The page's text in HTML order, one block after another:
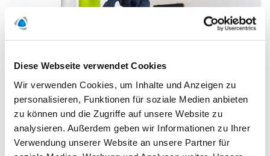
Diese Webseite verwendet Cookies
Wir verwenden Cookies, um Inhalte und Anzeigen zu
personalisieren, Funktionen für soziale Medien anbieten
zu können und die Zugriffe auf unsere Website zu
analysieren. Außerdem geben wir Informationen zu Ihrer
Verwendung unserer Website an unsere Partner für
LECKAGEORTUNG
Kein Grund, die Zufahrt aufzureißen – mit dem
POLYGONVATRO-Service „Orten und
Reparieren“